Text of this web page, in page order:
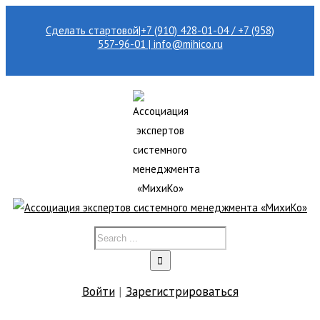
Сделать стартовой|+7 (910) 428-01-04 / +7 (958)
557-96-01 | info@mihico.ru
Войти| Зарегистрироваться